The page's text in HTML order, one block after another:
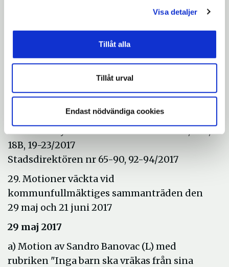
Visa detaljer
Tillåt alla
Tillåt urval
Endast nödvändiga cookies
e) Järna kommundelsnämnds beslut den 30
maj 2017, § 94 Åtgärdsförslag för Järna
grundskolors underskott 2017.
f) Länsstyrelsen Stockholm: information
om rapport från inspektion av
överförmyndarnämnden.
28. Anmälan av delegeringsbeslut
18B, 19-23/2017
Stadsdirektören nr 65-90, 92-94/2017
29. Motioner väckta vid
kommunfullmäktiges sammanträden den
29 maj och 21 juni 2017
29 maj 2017
a) Motion av Sandro Banovac (L) med
rubriken "Inga barn ska vräkas från sina